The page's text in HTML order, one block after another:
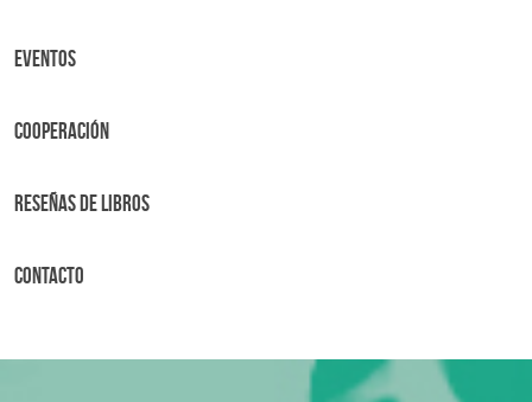
Eventos
Cooperación
Reseñas de libros
Contacto